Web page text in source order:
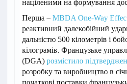
націленими на формування
Перша – MBDA One-Way
реактивний далекобійний
дальністю 500 кілометрів і
кілограмів. Французьке
(DGA) розмістило
розробку та виробництво в
початкові поставки